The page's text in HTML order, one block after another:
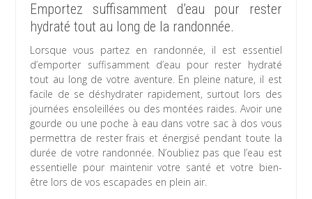
Emportez suffisamment d’eau pour rester
hydraté tout au long de la randonnée.
Lorsque vous partez en randonnée, il est essentiel
d’emporter suffisamment d’eau pour rester hydraté
tout au long de votre aventure. En pleine nature, il est
facile de se déshydrater rapidement, surtout lors des
journées ensoleillées ou des montées raides. Avoir une
gourde ou une poche à eau dans votre sac à dos vous
permettra de rester frais et énergisé pendant toute la
durée de votre randonnée. N’oubliez pas que l’eau est
essentielle pour maintenir votre santé et votre bien-
être lors de vos escapades en plein air.